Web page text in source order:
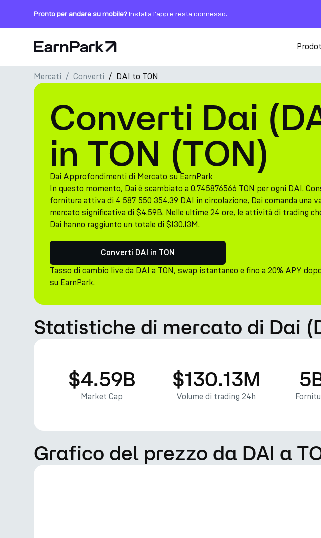
Pronto per andare su mobile?Installa l'app e resta connesso.
Pagina principale
Prodotti
Mercati
Calcolatori
PARK Token
Risorse
Azienda
Mercati Converti DAI to TON
Converti Dai
in TON (TON)
Dai Approfondimenti di Mercato su EarnPark
In questo momento, Dai è scambiato a 0.745876566 TON per ogni DAI.
fornitura attiva di 4 587 550 354.39 DAI in circolazione, Dai comanda una
mercato significativa di $4.59B. Nelle ultime 24 ore, le attività di trading
Dai hanno raggiunto un totale di $130.13M.
Converti DAI in TON
Tasso di cambio live da DAI a TON, swap istantaneo e fino a 20% APY
su EarnPark.
Statistiche di mercato di Dai
$4.59B
Market Cap
$130.13M
Volume di trading 24h
Grafico del prezzo da DAI a